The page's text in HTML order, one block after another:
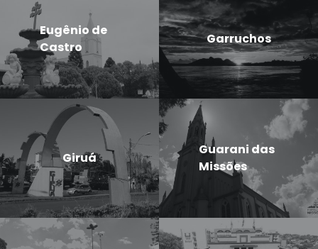
Eugênio de
Castro
Garruchos
Giruá
Guarani das
Missões